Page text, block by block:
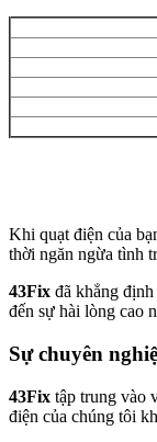
Khi quạt điện của
thời ngăn ngừa tình
43Fix đã khẳng
đến sự hài lòng cao
Sự chuyên
43Fix tập trung vào
điện của chúng tôi